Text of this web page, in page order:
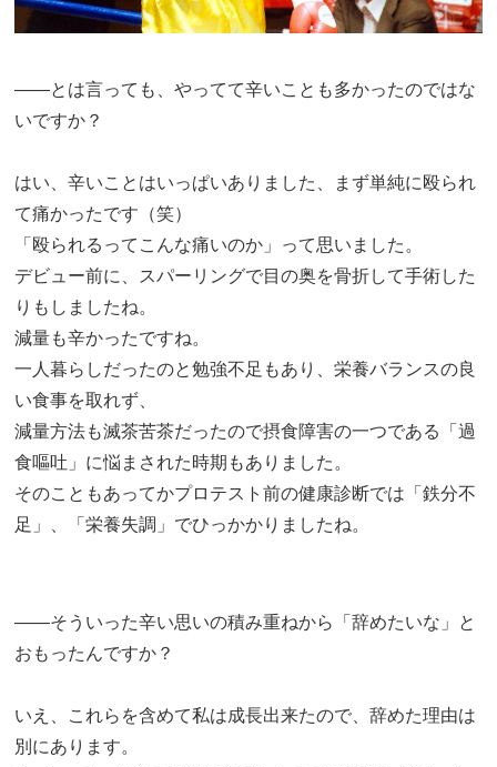
――とは言っても、やってて辛いことも多かったのではな
いですか？
はい、辛いことはいっぱいありました、まず単純に殴られ
て痛かったです（笑）
「殴られるってこんな痛いのか」って思いました。
デビュー前に、スパーリングで目の奥を骨折して手術した
りもしましたね。
減量も辛かったですね。
一人暮らしだったのと勉強不足もあり、栄養バランスの良
い食事を取れず、
減量方法も滅茶苦茶だったので摂食障害の一つである「過
食嘔吐」に悩まされた時期もありました。
そのこともあってかプロテスト前の健康診断では「鉄分不
足」、「栄養失調」でひっかかりましたね。
――そういった辛い思いの積み重ねから「辞めたいな」と
おもったんですか？
いえ、これらを含めて私は成長出来たので、辞めた理由は
別にあります。